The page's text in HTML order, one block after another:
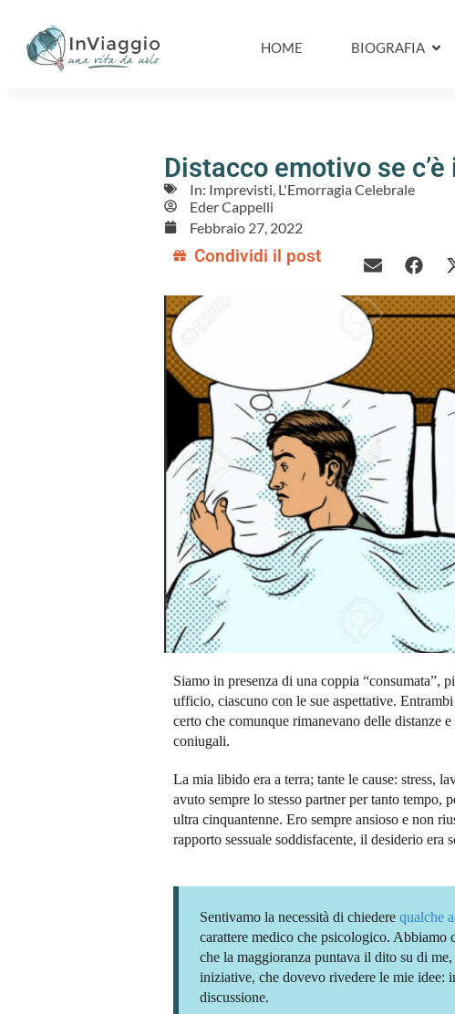
HOME BIOGRAFIA
Distacco emotivo se
In: Imprevisti, L'Emorragia Celebrale
Eder Cappelli
Febbraio 27, 2022
Condividi il post
Siamo in presenza di una coppia “consumata”,
ufficio, ciascuno con le sue aspettative.
certo che comunque rimanevano delle distanze
coniugali.
La mia libido era a terra; tante le cause: stress,
avuto sempre lo stesso partner per tanto tempo,
ultra cinquantenne. Ero sempre ansioso e non
rapporto sessuale soddisfacente, il desiderio era
Sentivamo la necessità di chiedere qualche
carattere medico che psicologico. Abbiamo
che la maggioranza puntava il dito su di
iniziative, che dovevo rivedere le mie idee:
discussione.